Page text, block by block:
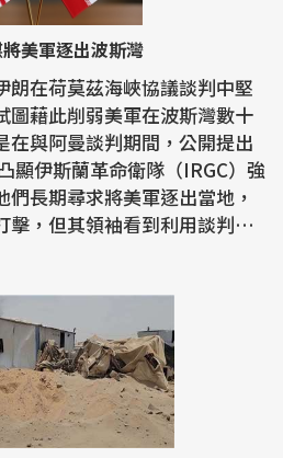
美軍逐出波斯灣
朗在荷莫茲海峽協議談判中堅
圖藉此削弱美軍在波斯灣數十
在與阿曼談判期間，公開提出
長期尋求將美軍逐出當地，
擊，但其領袖看到利用談判動